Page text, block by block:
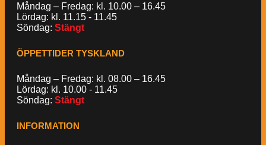
Måndag – Fredag: kl. 10.00 – 16.45
Lördag: kl. 11.15 - 11.45
Söndag: Stängt
ÖPPETTIDER TYSKLAND
Måndag – Fredag: kl. 08.00 – 16.45
Lördag: kl. 10.00 - 11.45
Söndag: Stängt
INFORMATION